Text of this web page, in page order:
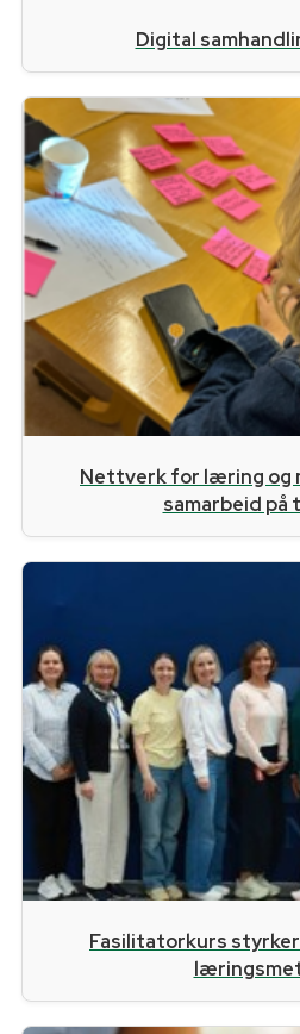
Digital
Nettverk for læring og
samarbeid på
Fasilitatorkurs